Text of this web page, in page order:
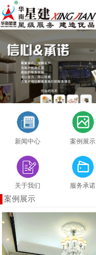
新闻中心 案例展示
关于我们 服务承诺
案例展示